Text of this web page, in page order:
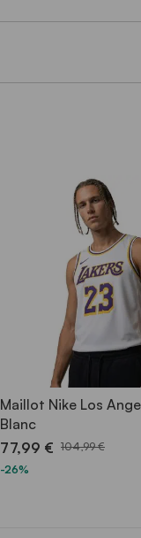
Maillot Nike Los
Blanc
77,99 € 104,99 €
-26%